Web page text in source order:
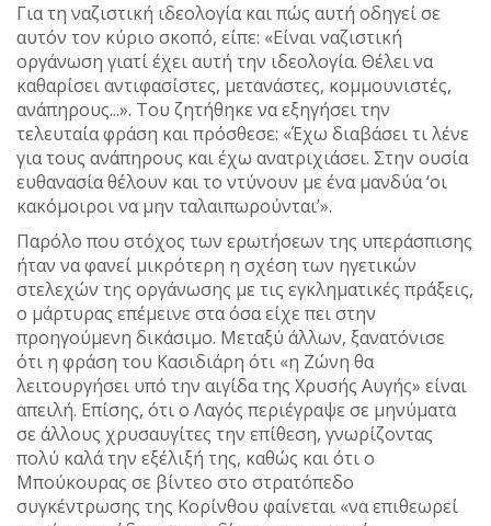
Για τη ναζιστική ιδεολογία και πώς αυτή οδηγεί σε
αυτόν τον κύριο σκοπό, είπε: «Είναι ναζιστική
οργάνωση γιατί έχει αυτή την ιδεολογία. Θέλει να
καθαρίσει αντιφασίστες, μετανάστες, κομμουνιστές,
ανάπηρους...». Του ζητήθηκε να εξηγήσει την
τελευταία φράση και πρόσθεσε: «Έχω διαβάσει τι λένε
για τους ανάπηρους και έχω ανατριχιάσει. Στην ουσία
ευθανασία θέλουν και το ντύνουν με ένα μανδύα ‘οι
κακόμοιροι να μην ταλαιπωρούνται’».
Παρόλο που στόχος των ερωτήσεων της υπεράσπισης
ήταν να φανεί μικρότερη η σχέση των ηγετικών
στελεχών της οργάνωσης με τις εγκληματικές πράξεις,
ο μάρτυρας επέμεινε στα όσα είχε πει στην
προηγούμενη δικάσιμο. Μεταξύ άλλων, ξανατόνισε
ότι η φράση του Κασιδιάρη ότι «η Ζώνη θα
λειτουργήσει υπό την αιγίδα της Χρυσής Αυγής» είναι
απειλή. Επίσης, ότι ο Λαγός περιέγραψε σε μηνύματα
σε άλλους χρυσαυγίτες την επίθεση, γνωρίζοντας
πολύ καλά την εξέλιξή της, καθώς και ότι ο
Μπούκουρας σε βίντεο στο στρατόπεδο
συγκέντρωσης της Κορίνθου φαίνεται «να επιθεωρεί